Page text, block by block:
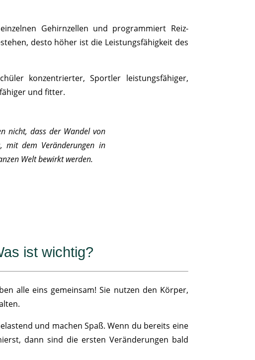
Gehirnzellen und programmiert Reiz-
desto höher ist die Leistungsfähigkeit des
konzentrierter, Sportler leistungsfähiger,
und fitter.
nicht, dass der Wandel von
mit dem Veränderungen in
Welt bewirkt werden.
ist wichtig?
alle eins gemeinsam! Sie nutzen den Körper,
und machen Spaß. Wenn du bereits eine
dann sind die ersten Veränderungen bald